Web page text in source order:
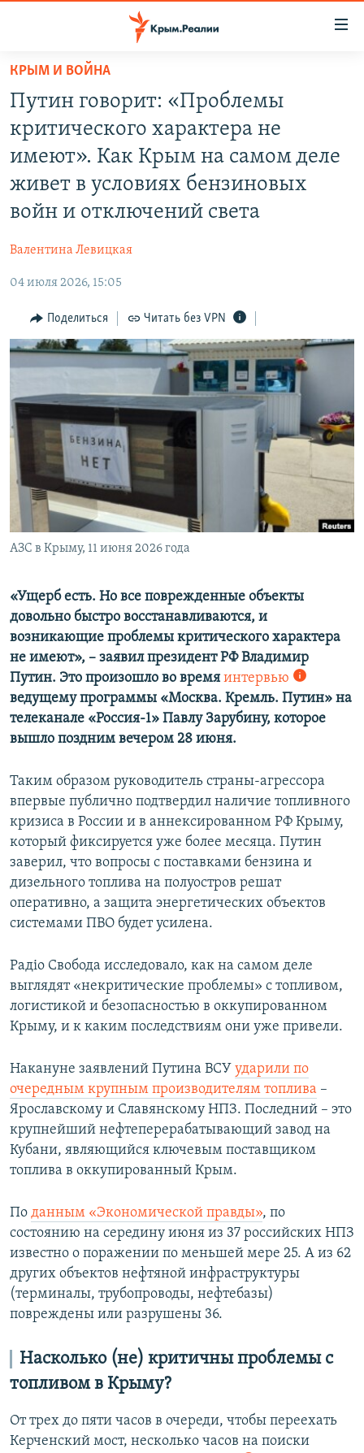
Вернуться
основному
содержанию
Вернутся
главной
навигации
СПЕЦПРОЕКТЫ
КАРТА ВОЕННЫХ ОБЪЕКТОВ КРЫМА
11 ЛЕТ ОККУПАЦИИ КРЫМА. 11 ИСТОРИЙ СОПРОТИВЛЕНИЯ
ВОДА
ЕЩЕ
ТЕЛЕПРОЕКТ КРЫМ.РЕАЛИИ
СОВЕТЫ ПРАВОЗАЩИТНИКОВ
ПРОПАВШИЕ БЕЗ ВЕСТИ
КРЫМ.НЕПОКОРЕННЫЙ
ELIFBE
УКРАИНСКАЯ ПРОБЛЕМА КРЫМА
Все сайты RFE/RL
КРЫМ И ВОЙНА
Путин говорит: «Проблемы
критического характера не
имеют». Как Крым на самом деле
живет в условиях бензиновых
войн и отключений света
Валентина Левицкая
04 июля 2026, 15:05
Поделиться Читать без VPN
АЗС в Крыму, 11 июня 2026 года
«Ущерб есть. Но все поврежденные объекты
довольно быстро восстанавливаются, и
возникающие проблемы критического характера
не имеют», – заявил президент РФ Владимир
Путин. Это произошло во время интервью
ведущему программы «Москва. Кремль. Путин» на
телеканале «Россия-1» Павлу Зарубину, которое
вышло поздним вечером 28 июня.
Таким образом руководитель страны-агрессора
впервые публично подтвердил наличие топливного
кризиса в России и в аннексированном РФ Крыму,
который фиксируется уже более месяца. Путин
заверил, что вопросы с поставками бензина и
дизельного топлива на полуостров решат
оперативно, а защита энергетических объектов
системами ПВО будет усилена.
Радіо Свобода исследовало, как на самом деле
выглядят «некритические проблемы» с топливом,
логистикой и безопасностью в оккупированном
Крыму, и к каким последствиям они уже привели.
Накануне заявлений Путина ВСУ ударили по
очередным крупным производителям топлива –
Ярославскому и Славянскому НПЗ. Последний – это
крупнейший нефтеперерабатывающий завод на
Кубани, являющийся ключевым поставщиком
топлива в оккупированный Крым.
По данным «Экономической правды», по
состоянию на середину июня из 37 российских НПЗ
известно о поражении по меньшей мере 25. А из 62
других объектов нефтяной инфраструктуры
(терминалы, трубопроводы, нефтебазы)
повреждены или разрушены 36.
Насколько (не) критичны проблемы с
топливом в Крыму?
От трех до пяти часов в очереди, чтобы переехать
Керченский мост, несколько часов на поиски